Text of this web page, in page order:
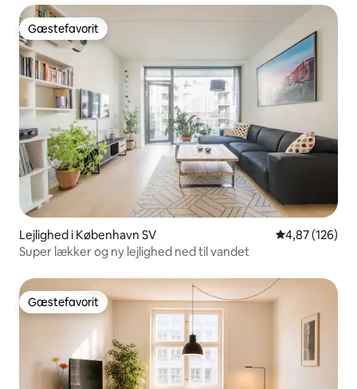
Gæstefavorit
Gæstefavorit
Lejlighed i København SV 4,87 ud af 5 i
4,87 (126)
Super lækker og ny lejlighed ned til vandet
Gæstefavorit
Gæstefavorit